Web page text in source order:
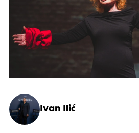
Ivan Ilić